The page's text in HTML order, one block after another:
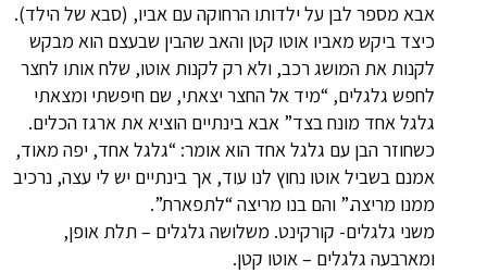
אבא מספר לבן על ילדותו הרחוקה עם אביו, (סבא של הילד).
כיצד ביקש מאביו אוטו קטן והאב שהבין שבעצם הוא מבקש
לקנות את המושג רכב, ולא רק לקנות אוטו, שלח אותו לחצר
לחפש גלגלים, “מיד אל החצר יצאתי, שם חיפשתי ומצאתי
גלגל אחד מונח בצד” אבא בינתיים הוציא את ארגז הכלים.
כשחוזר הבן עם גלגל אחד הוא אומר: “גלגל אחד, יפה מאוד,
אמנם בשביל אוטו נחוץ לנו עוד, אך בינתיים יש לי עצה, נרכיב
ממנו מריצה.” והם בנו מריצה “לתפארת”.
משני גלגלים- קורקינט. משלושה גלגלים – תלת אופן,
ומארבעה גלגלים – אוטו קטן.